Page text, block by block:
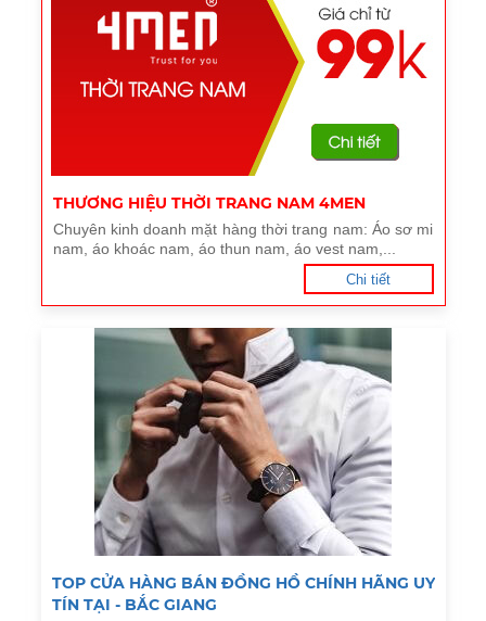
THƯƠNG HIỆU THỜI TRANG NAM 4MEN
Chuyên kinh doanh mặt hàng thời trang nam: Áo sơ mi
nam, áo khoác nam, áo thun nam, áo vest nam,...
Chi tiết
TOP CỬA HÀNG BÁN ĐỒNG HỒ CHÍNH HÃNG UY
TÍN TẠI - BẮC GIANG